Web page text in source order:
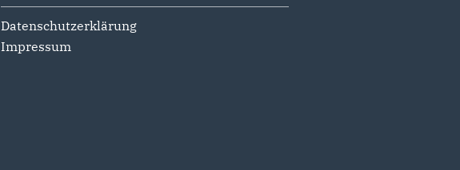
Datenschutzerklärung
Impressum